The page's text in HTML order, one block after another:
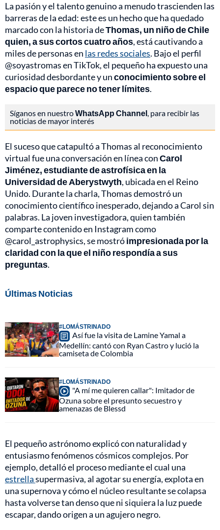
La pasión y el talento genuino a menudo trascienden las
barreras de la edad: este es un hecho que ha quedado
marcado con la historia deThomas, un niño de Chile
quien, a sus cortos cuatro años, está cautivando a
miles de personas en las redes sociales. Bajo el perfil
@soyastromas en TikTok, el pequeño ha expuesto una
curiosidad desbordante y unconocimiento sobre el
espacio que parece no tener límites.
Síganos en nuestroWhatsApp Channel, para recibir las
noticias de mayor interés
El suceso que catapultó a Thomas al reconocimiento
virtual fue una conversación en línea conCarol
Jiménez, estudiante de astrofísica en la
Universidad de Aberystwyth, ubicada en el Reino
Unido. Durante la charla, Thomas demostró un
conocimiento científico inesperado, dejando a Carol sin
palabras. La joven investigadora, quien también
comparte contenido en Instagram como
@carol_astrophysics, se mostróimpresionada por la
claridad con la que el niño respondía a sus
preguntas.
Últimas Noticias
#LOMÁSTRINADO
Así fue la visita de Lamine Yamal a
Medellín: cantó con Ryan Castro y lució la
camiseta de Colombia
#LOMÁSTRINADO
"A mí me quieren callar": Imitador de
Ozuna sobre el presunto secuestro y
amenazas de Blessd
El pequeño astrónomo explicó con naturalidad y
entusiasmo fenómenos cósmicos complejos. Por
ejemplo, detalló el proceso mediante el cual una
estrellasupermasiva, al agotar su energía, explota en
una supernova y cómo el núcleo resultante se colapsa
hasta volverse tan denso que ni siquiera la luz puede
escapar, dando origen a un agujero negro.